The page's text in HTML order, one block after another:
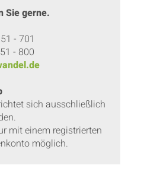
Sie gerne.
- 701
- 800
sich ausschließlich
mit einem registrierten
möglich.